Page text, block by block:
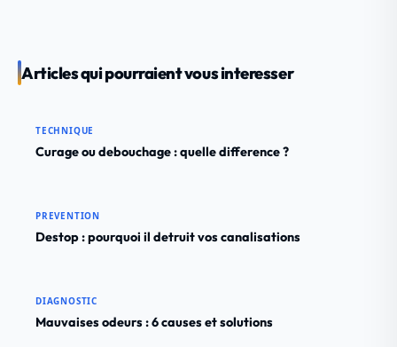
Articles qui pourraient vous interesser
TECHNIQUE
Curage ou debouchage : quelle difference ?
PREVENTION
Destop : pourquoi il detruit vos canalisations
DIAGNOSTIC
Mauvaises odeurs : 6 causes et solutions